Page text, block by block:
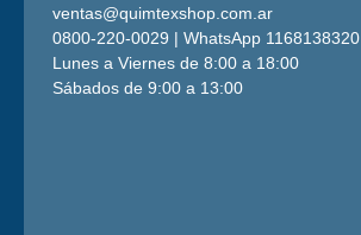
ventas@quimtexshop.com.ar
0800-220-0029 | WhatsApp 1168138320
Lunes a Viernes de 8:00 a 18:00
Sábados de 9:00 a 13:00